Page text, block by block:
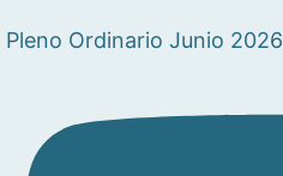
Pleno Ordinario Junio 2026